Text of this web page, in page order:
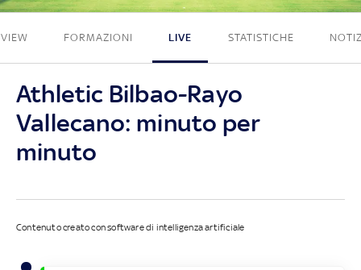
FORMAZIONI LIVE STATISTICHE
Athletic Bilbao-Rayo
Vallecano: minuto per
minuto
Contenuto creato con software di intelligenza artificiale